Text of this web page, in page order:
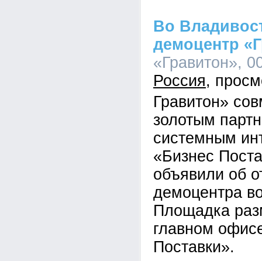
Во
демоцентр
«Гравитон»,
Россия
Гравитон»
золотым
системным
«Бизнес
объявили об
демоцентра
Площадка
главном
Поставки».